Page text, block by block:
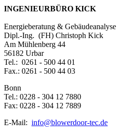
INGENIEURBÜRO KICK
Energieberatung & Gebäudeanalyse
Dipl.-Ing. (FH) Christoph Kick
Am Mühlenberg 44
56182 Urbar
Tel.: 0261 - 500 44 01
Fax.: 0261 - 500 44 03
Bonn
Tel.: 0228 - 304 12 7880
Fax: 0228 - 304 12 7889
E-Mail: info@blowerdoor-tec.de